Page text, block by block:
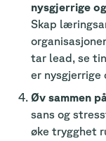
nysgjerrige
Skap
tar lead, se
er
Øv sammen
sans og
øke trygghet